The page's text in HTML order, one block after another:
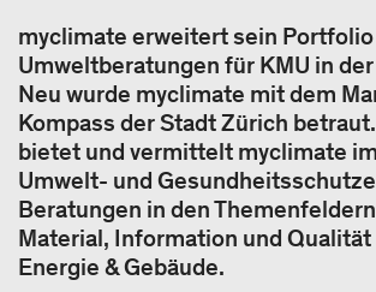
myclimate erweitert sein Portfolio
Umweltberatungen für KMU in
Neu wurde myclimate mit dem
Kompass der Stadt Zürich
bietet und vermittelt myclimate
Umwelt- und
Beratungen in den
Material, Information und Qualität
Energie & Gebäude.